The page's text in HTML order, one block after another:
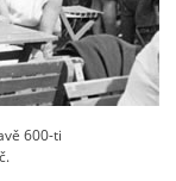
600-ti